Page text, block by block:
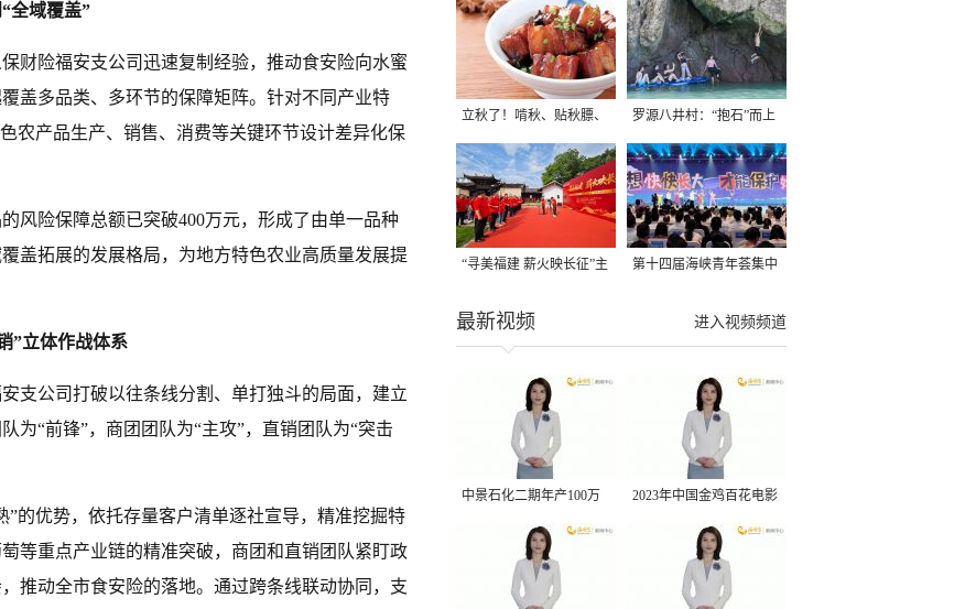
全域覆盖”
财险福安支公司迅速复制经验，推动食安险向水蜜
盖多品类、多环节的保障矩阵。针对不同产业特
农产品生产、销售、消费等关键环节设计差异化保
风险保障总额已突破400万元，形成了由单一品种
盖拓展的发展格局，为地方特色农业高质量发展提
”立体作战体系
支公司打破以往条线分割、单打独斗的局面，建立
为“前锋”，商团团队为“主攻”，直销团队为“突击
”的优势，依托存量客户清单逐社宣导，精准挖掘特
等重点产业链的精准突破，商团和直销团队紧盯政
推动全市食安险的落地。通过跨条线联动协同，支
立秋了！啃秋、贴秋膘、
晒秋，福建人这样过才够
味→
罗源八井村：“抱石”而上
“寻美福建 薪火映长征”主 第十四届海峡青年荟集中
进入视频频道
最新视频
中景石化二期年产100万
吨丙烷脱氢项目建成中交
2023年中国金鸡百花电影
节有福电影巡展31日启动